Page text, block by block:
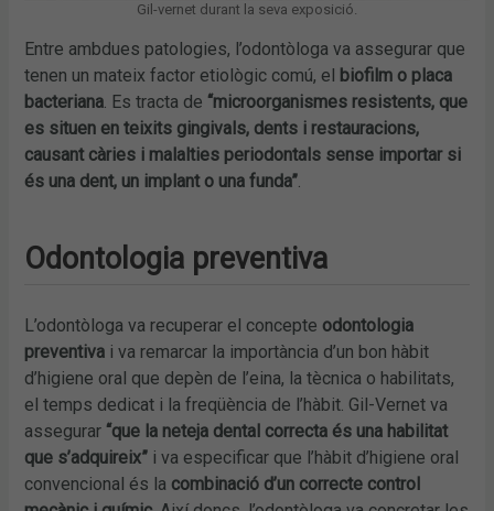
Gil-vernet durant la seva exposició.
Entre ambdues patologies, l’odontòloga va assegurar que
tenen un mateix factor etiològic comú, el biofilm o placa
bacteriana. Es tracta de “microorganismes resistents, que
es situen en teixits gingivals, dents i restauracions,
causant càries i malalties periodontals sense importar si
és una dent, un implant o una funda”.
Odontologia preventiva
L’odontòloga va recuperar el concepte odontologia
preventiva i va remarcar la importància d’un bon hàbit
d’higiene oral que depèn de l’eina, la tècnica o habilitats,
el temps dedicat i la freqüència de l’hàbit. Gil-Vernet va
assegurar “que la neteja dental correcta és una habilitat
que s’adquireix” i va especificar que l’hàbit d’higiene oral
convencional és la combinació d’un correcte control